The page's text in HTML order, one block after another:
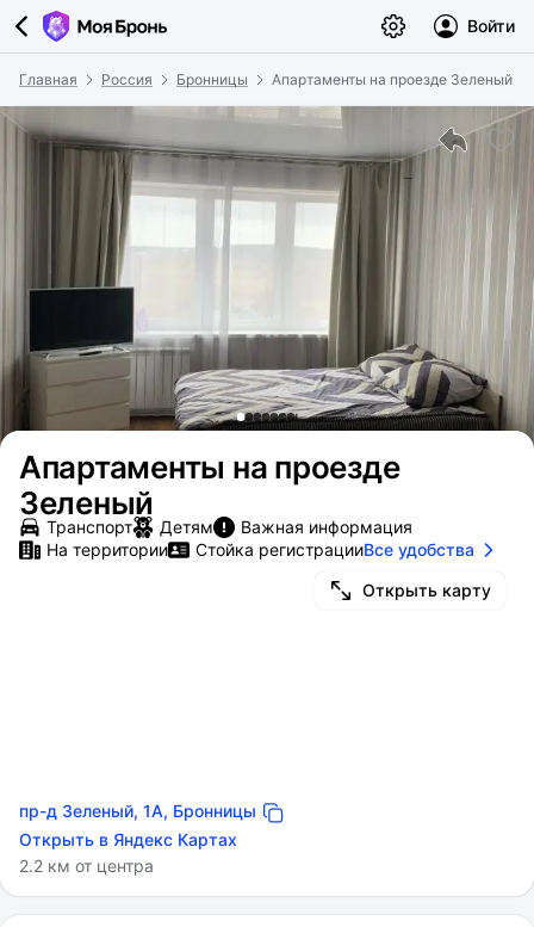
Войти
Главная Россия Бронницы Апартаменты на проезде Зеленый
Апартаменты на проезде
Зеленый
Открыть карту
пр-д Зеленый, 1А, Бронницы
Открыть в Яндекс Картах
2.2 км от центра
Транспорт Детям
Важная информация
На территории
Стойка регистрацииВсе удобства